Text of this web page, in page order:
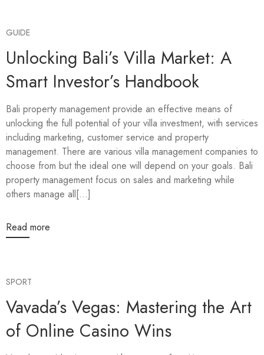
GUIDE
Unlocking Bali’s Villa Market: A
Smart Investor’s Handbook
Bali property management provide an effective means of
unlocking the full potential of your villa investment, with services
including marketing, customer service and property
management. There are various villa management companies to
choose from but the ideal one will depend on your goals. Bali
property management focus on sales and marketing while
others manage all[...]
Read more
SPORT
Vavada’s Vegas: Mastering the Art
of Online Casino Wins